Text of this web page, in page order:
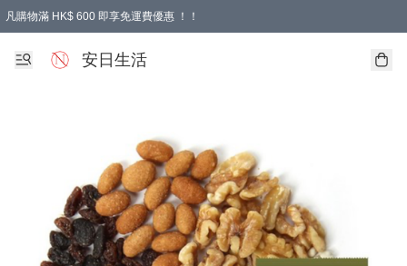
凡購物滿 HK$ 600 即享免運費優惠 ！！
安日生活